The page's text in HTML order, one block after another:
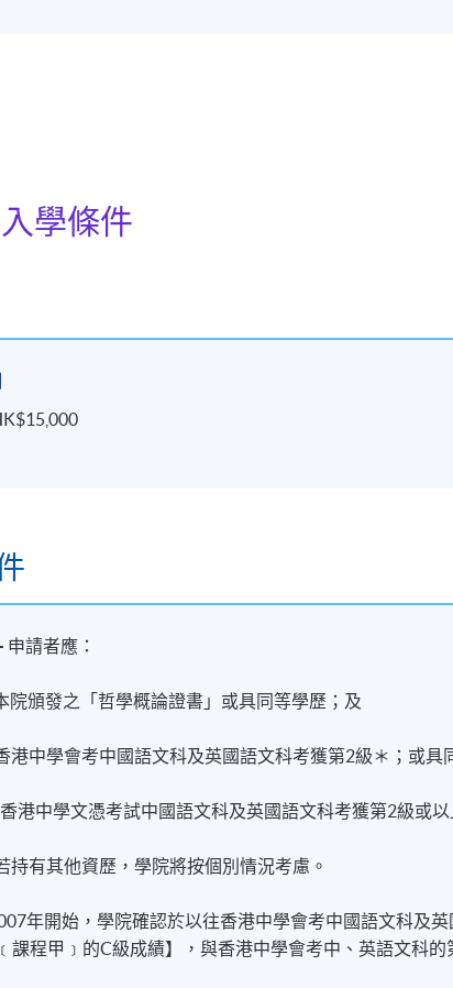
學條件
申請者應：
院頒發之「哲學概論證書」或具同等學歷；及
港中學會考中國語文科及英國語文科考獲第2級＊；或具
港中學文憑考試中國語文科及英國語文科考獲第2級或
有其他資歷，學院將按個別情況考慮。
年開始，學院確認於以往香港中學會考中國語文科及
課程甲﹞的C級成績】，與香港中學會考中、英語文科的